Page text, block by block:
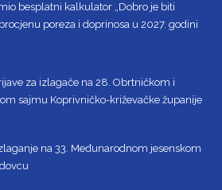
besplatni kalkulator „Dobro je biti
poreza i doprinosa u 2027. godini
za izlagače na 28. Obrtničkom i
sajmu Koprivničko-križevačke županije
na 33. Međunarodnom jesenskom